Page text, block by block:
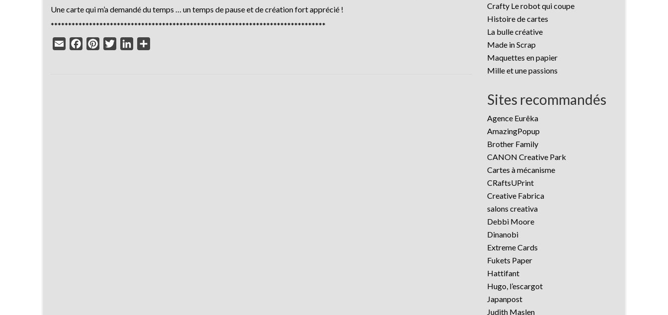
Une carte qui m’a demandé du temps … un temps de pause et de création fort apprécié !
*******************************************************************************
Email
FacebookPinterestTwitterLinkedIn
Crafty Le robot qui coupe
Histoire de cartes
La bulle créative
Made in Scrap
Maquettes en papier
Mille et une passions
Sites recommandés
Agence Eurêka
AmazingPopup
Brother Family
CANON Creative Park
Cartes à mécanisme
CRaftsUPrint
Creative Fabrica
salons creativa
Debbi Moore
Dinanobi
Extreme Cards
Fukets Paper
Hattifant
Hugo, l’escargot
Japanpost
Judith Maslen